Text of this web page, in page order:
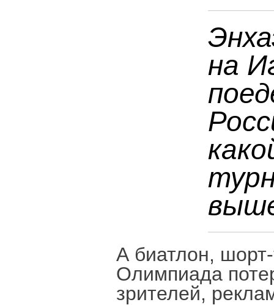
на
А биатлон,
Олимпиада
зрителей,